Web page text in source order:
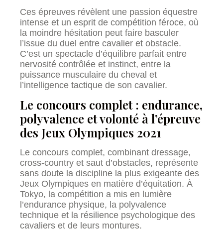
Ces épreuves révèlent une passion équestre
intense et un esprit de compétition féroce, où
la moindre hésitation peut faire basculer
l’issue du duel entre cavalier et obstacle.
C’est un spectacle d’équilibre parfait entre
nervosité contrôlée et instinct, entre la
puissance musculaire du cheval et
l’intelligence tactique de son cavalier.
Le concours complet : endurance,
polyvalence et volonté à l’épreuve
des Jeux Olympiques 2021
Le concours complet, combinant dressage,
cross-country et saut d’obstacles, représente
sans doute la discipline la plus exigeante des
Jeux Olympiques en matière d’équitation. À
Tokyo, la compétition a mis en lumière
l’endurance physique, la polyvalence
technique et la résilience psychologique des
cavaliers et de leurs montures.